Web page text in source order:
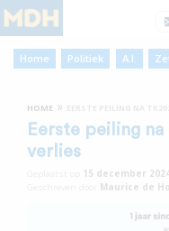
Home Politiek A.I.
HOME »
Eerste peiling
verlies
15 december
Maurice de